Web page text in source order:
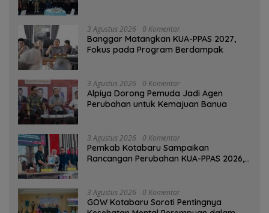
3 Agustus 2026 0 Komentar
‎Banggar Matangkan KUA-PPAS 2027,
Fokus pada Program Berdampak
3 Agustus 2026 0 Komentar
‎Alpiya Dorong Pemuda Jadi Agen
Perubahan untuk Kemajuan Banua ‎
3 Agustus 2026 0 Komentar
Pemkab Kotabaru Sampaikan
Rancangan Perubahan KUA-PPAS 2026,
3 Agustus 2026 0 Komentar
GOW Kotabaru Soroti Pentingnya